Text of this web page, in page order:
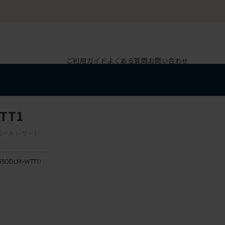
ご利用ガイド よくある質問お問い合わせ
ルレザー）
WTT1）